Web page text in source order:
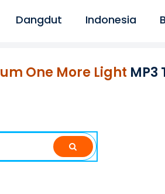
Dangdut Indonesia
One More Light MP3